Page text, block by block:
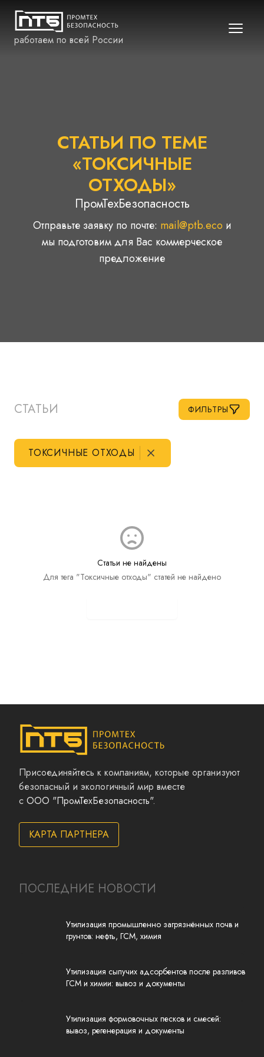
работаем по всей России
СТАТЬИ ПО ТЕМЕ
«ТОКСИЧНЫЕ
ОТХОДЫ»
ПромТехБезопасность
Отправьте заявку по почте: mail@ptb.eco и
мы подготовим для Вас коммерческое
предложение
СТАТЬИ ФИЛЬТРЫ
ТОКСИЧНЫЕ ОТХОДЫ
Статьи не найдены
Для тега "Токсичные отходы" статей не найдено
Присоединяйтесь к компаниям, которые организуют
безопасный и экологичный мир вместе
с ООО "ПромТехБезопасность".
КАРТА ПАРТНЕРА
ПОСЛЕДНИЕ НОВОСТИ
Утилизация промышленно загрязнённых почв и
грунтов: нефть, ГСМ, химия
Утилизация сыпучих адсорбентов после разливов
ГСМ и химии: вывоз и документы
Утилизация формовочных песков и смесей:
вывоз, регенерация и документы